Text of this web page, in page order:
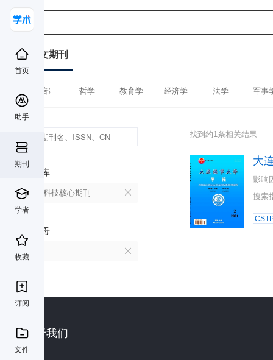
首页
助手
期刊
学者
收藏
订阅
文件
中文期刊
全部 哲学 教育学 经济学 法学 军事
数据库
中国科技核心期刊
首字母
找到约1条相关结果
大
影响
搜索
关于我们